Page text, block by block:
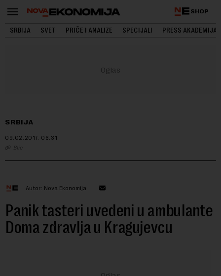
SHOP
SRBIJA SVET PRIČE I ANALIZE SPECIJALI PRESS AKADEMIJA
SRBIJA
09.02.2017. 06:31
Blic
Autor: Nova Ekonomija
Panik tasteri uvedeni u ambulante
Doma zdravlja u Kragujevcu